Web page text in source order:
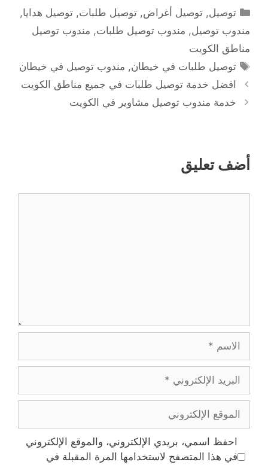
التصنيفات
توصيل,توصيل أغراض,توصيل طلبات,توصيل هدايا,
مندوب توصيل, مندوب توصيل طلبات, مندوب توصيل
مناطق الكويت
الوسوم
توصيل طلبات في خيطان, مندوب توصيل في خيطان
افضل خدمة توصيل طلبات في جميع مناطق الكويت
خدمة مندوب توصيل مشاوير في الكويت
أضف تعليق
الاسم
البريد
الإلكتروني
الموقع
الإلكتروني
احفظ اسمي، بريدي الإلكتروني، والموقع الإلكتروني
في هذا المتصفح لاستخدامها المرة المقبلة في